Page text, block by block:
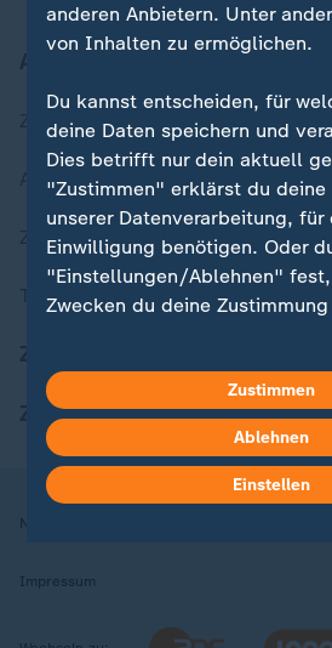
Zuletzt veröffentlicht
Aktuelle Sendungs-Videos
ZDFheute Stories
Themen im Überblick
ZDFheute Apps
Nutzungsbedingungen
Impressum
anderen Anbietern. Unter
von Inhalten zu ermöglichen.
Du kannst entscheiden, für
deine Daten speichern und
Dies betrifft nur dein aktuell
"Zustimmen" erklärst du deine
unserer Datenverarbeitung, für
Einwilligung benötigen. Oder
"Einstellungen/Ablehnen"
Zwecken du deine
in deinen Einstellungen
Hier findest du das Impressum.
Weitere Informationen findest
Datenschutzerklärung.
Zustimmen
Ablehnen
Einstellen